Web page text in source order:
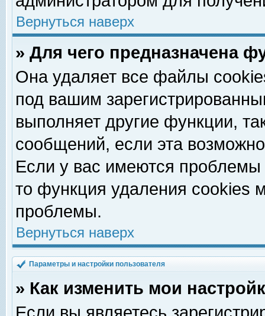
Вернуться наверх
» Для чего предназначена
Она удаляет все файлы
под вашим
выполняет другие функции,
сообщений, если эта
Если у вас имеются
то функция удаления cookies
проблемы.
Вернуться наверх
Параметры и настройки пользователя
» Как изменить мои